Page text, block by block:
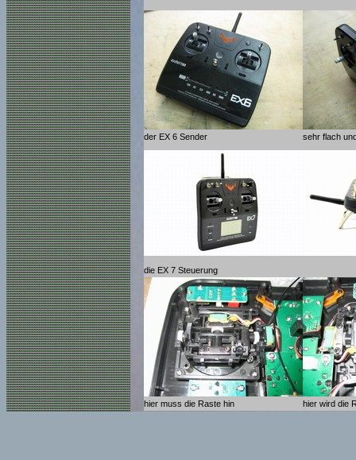
der EX 6 Sender sehr flach
die EX 7 Steuerung
hier muss die Raste hin hier wird die